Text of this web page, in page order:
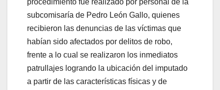
procedimiento fue realizado por personal de la
subcomisaría de Pedro León Gallo, quienes
recibieron las denuncias de las víctimas que
habían sido afectados por delitos de robo,
frente a lo cual se realizaron los inmediatos
patrullajes logrando la ubicación del imputado
a partir de las características físicas y de